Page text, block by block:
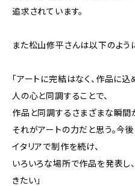
追求されています。
また松山修平さんは以下のよう
「アートに完結はなく、作品に
人の心と同調することで、
作品と同調するさまざまな瞬間
それがアートの力だと思う。今
イタリアで制作を続け、
いろいろな場所で作品を発表し
きたい」